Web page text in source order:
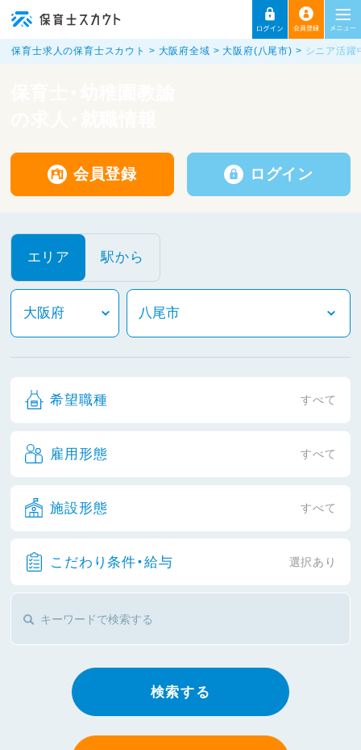
保育士求人の保育士スカウト 大阪府全域 大阪府(八尾市) シニア活躍
会員登録 ログイン
エリア 駅から
希望職種 すべて
雇用形態 すべて
施設形態 すべて
こだわり条件・給与 選択あり
検索する